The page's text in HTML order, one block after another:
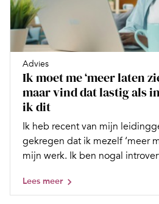
Advies
Ik moet me ‘meer laten
maar vind dat lastig als
ik dit
Ik heb recent van mijn
gekregen dat ik mezelf ‘meer
mijn werk. Ik ben nogal
Lees meer